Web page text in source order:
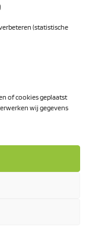
(statistische
of cookies geplaatst
wij gegevens